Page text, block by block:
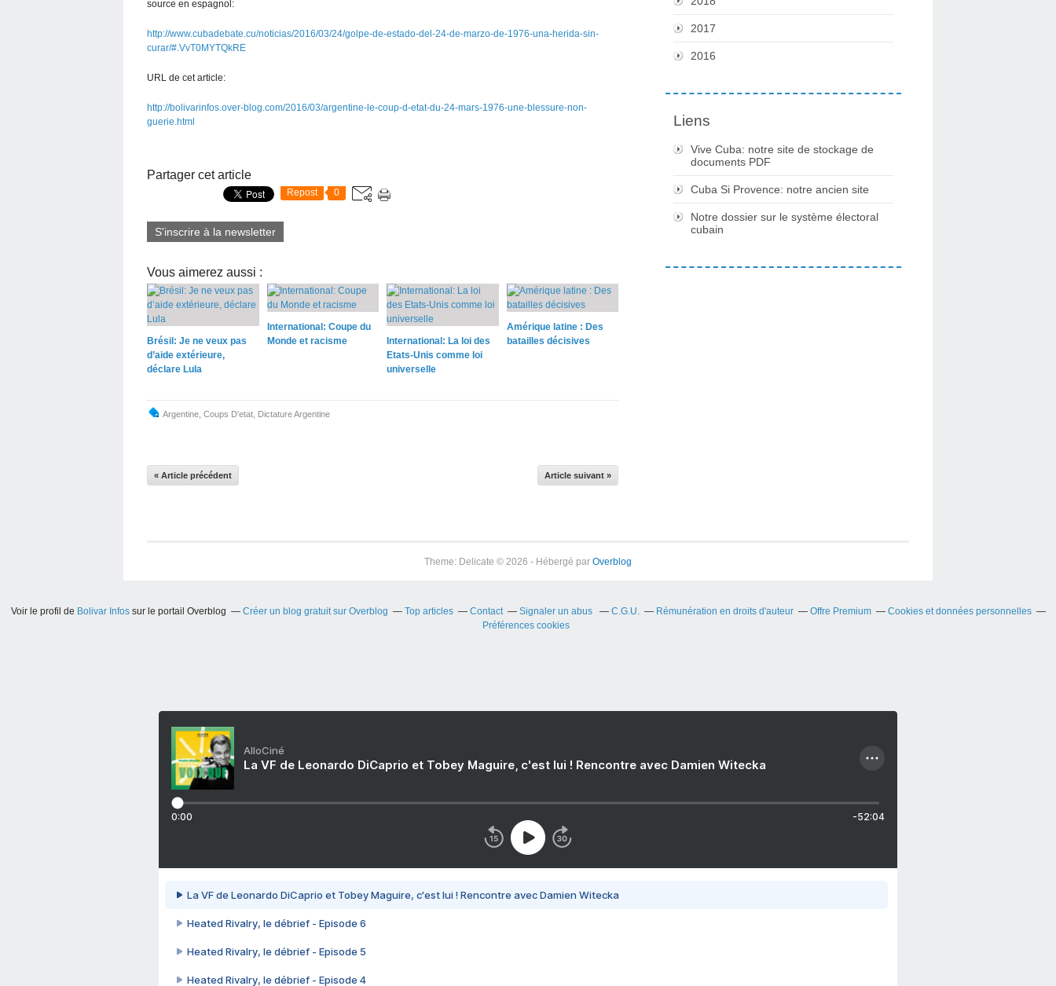
source en espagnol:
http://www.cubadebate.cu/noticias/2016/03/24/golpe-de-estado-del-24-de-marzo-de-1976-una-herida-sin-
curar/#.VvT0MYTQkRE
URL de cet article:
http://bolivarinfos.over-blog.com/2016/03/argentine-le-coup-d-etat-du-24-mars-1976-une-blessure-non-
guerie.html
Partager cet article
Repost 0
S'inscrire à la newsletter
Vous aimerez aussi :
Brésil: Je ne veux pas
d’aide extérieure,
déclare Lula
International: Coupe du
Monde et racisme
International: La loi des
Etats-Unis comme loi
universelle
Amérique latine : Des
batailles décisives
Argentine Coups D'etat Dictature Argentine
« Article précédent Article suivant »
2017
2016
Liens
Vive Cuba: notre site de stockage de
documents PDF
Cuba Si Provence: notre ancien site
Notre dossier sur le système électoral
cubain
Theme: Delicate © 2026 - Hébergé par Overblog
Voir le profil de Bolivar Infossur le portail Overblog Créer un blog gratuit sur Overblog Top articles Contact Signaler un abus C.G.U. Rémunération en droits d'auteur Offre Premium
Cookies et données personnelles
Préférences cookies
AlloCiné
La VF de Leonardo DiCaprio et Tobey Maguire, c'est lui ! Rencontre avec Damien Witecka
0:00 -52:04
La VF de Leonardo DiCaprio et Tobey Maguire, c'est lui ! Rencontre avec Damien Witecka
Heated Rivalry, le débrief - Episode 6
Heated Rivalry, le débrief - Episode 5
Heated Rivalry, le débrief - Episode 4